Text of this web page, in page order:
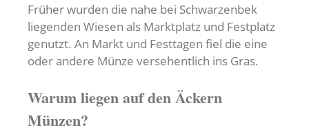
Früher wurden die nahe bei Schwarzenbek
liegenden Wiesen als Marktplatz und Festplatz
genutzt. An Markt und Festtagen fiel die eine
oder andere Münze versehentlich ins Gras.
Warum liegen auf den Äckern
Münzen?